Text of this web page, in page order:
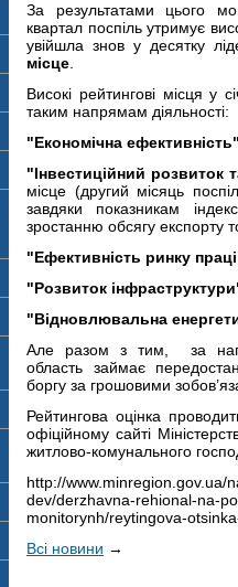
За результатами цього
квартал поспіль утримує
увійшла знов у десятку
місце
Високі рейтингові місця у
таким напрямам діяльності:
"Економічна
"Інвестиційний розвиток
місце (другий місяць
завдяки показникам
зростанню обсягу експорту
"Ефективність ринку
"Розвиток
"Відновлювальна
Але разом з тим, за
область займає
боргу за грошовими
Рейтингова оцінка
офіційному сайті
житлово-комунального
http://www.minregion.gov.ua/
dev/derzhavna-rehional-na-
monitorynh/reytingova-
Всі новини →